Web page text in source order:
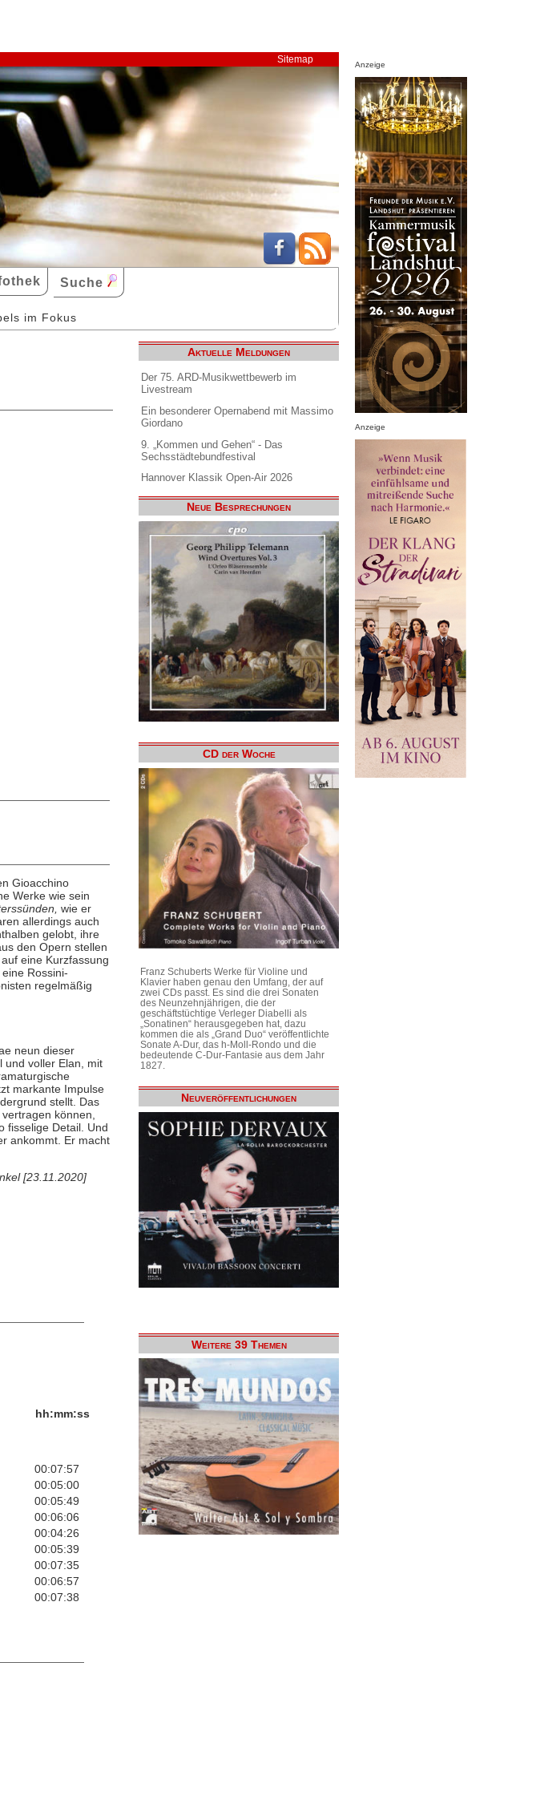
Sitemap
Suche
im Fokus
Gioacchino
Werke wie sein
wie er
allerdings auch
gelobt, ihre
den Opern stellen
eine Kurzfassung
Rossini-
regelmäßig
neun dieser
und voller Elan, mit
markante Impulse
stellt. Das
können,
fisselige Detail. Und
ankommt. Er macht
[23.11.2020]
hh:mm:ss
00:07:57
00:05:00
00:05:49
00:06:06
00:04:26
00:05:39
00:07:35
00:06:57
00:07:38
Aktuelle Meldungen
Der 75. ARD-Musikwettbewerb im
Livestream
Ein besonderer Opernabend mit Massimo
Giordano
9. „Kommen und Gehen“ - Das
Sechsstädtebundfestival
Hannover Klassik Open-Air 2026
Neue Besprechungen
CD der Woche
Franz Schuberts Werke für Violine und
Klavier haben genau den Umfang, der auf
zwei CDs passt. Es sind die drei Sonaten
des Neunzehnjährigen, die der
geschäftstüchtige Verleger Diabelli als
„Sonatinen“ herausgegeben hat, dazu
kommen die als „Grand Duo“ veröffentlichte
Sonate A-Dur, das h-Moll-Rondo und die
bedeutende C-Dur-Fantasie aus dem Jahr
1827.
Neuveröffentlichungen
Weitere 39 Themen
Anzeige
Anzeige